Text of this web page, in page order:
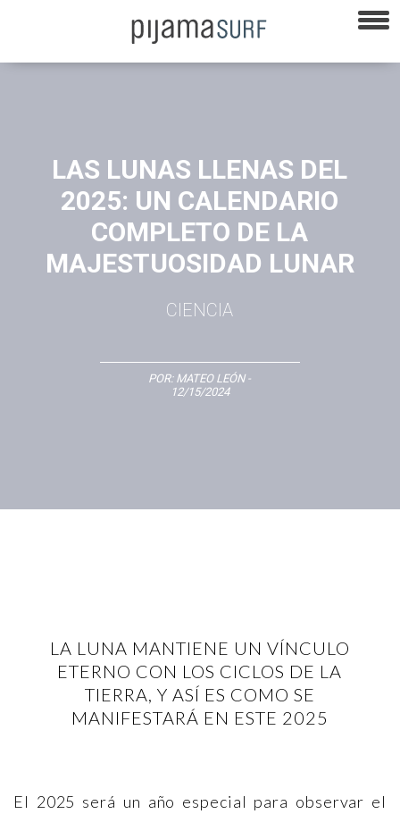
LAS LUNAS LLENAS DEL
2025: UN CALENDARIO
COMPLETO DE LA
MAJESTUOSIDAD LUNAR
CIENCIA
POR: MATEO LEÓN-
12/15/2024
LA LUNA MANTIENE UN VÍNCULO
ETERNO CON LOS CICLOS DE LA
TIERRA, Y ASÍ ES COMO SE
MANIFESTARÁ EN ESTE 2025
El 2025 será un año especial para observar el